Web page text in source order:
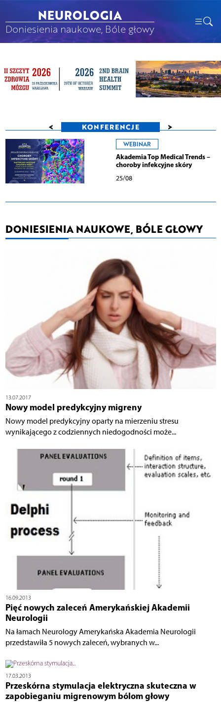
NEUROLOGIA
Doniesienia naukowe, Bóle głowy
< KONFERENCJE >
WEBINAR
Akademia Top Medical Trends –
choroby infekcyjne skóry
25/08
DONIESIENIA NAUKOWE, BÓLE GŁOWY
13.07.2017
Nowy model predykcyjny migreny
Nowy model predykcyjny oparty na mierzeniu stresu
wynikającego z codziennych niedogodności może...
16.09.2013
Pięć nowych zaleceń Amerykańskiej Akademii
Neurologii
Na łamach Neurology Amerykańska Akademia Neurologii
przedstawiła 5 nowych zaleceń, wybranych w...
17.03.2013
Przeskórna stymulacja elektryczna skuteczna w
zapobieganiu migrenowym bólom głowy